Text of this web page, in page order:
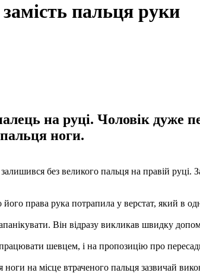
пальця руки
на руці. Чоловік дуже
ноги.
без великого пальця на правій
права рука потрапила у верстат, який в
Він відразу викликав швидку
шевцем, і на пропозицію про
на місце втраченого пальця зазвичай